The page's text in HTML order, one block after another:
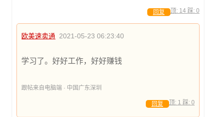
顶: 14 踩: 0
回复
欧美速卖通 2021-05-23 06:23:40
学习了。好好工作，好好赚钱
跟帖来自电脑端 · 中国广东深圳
顶: 1 踩: 0
回复